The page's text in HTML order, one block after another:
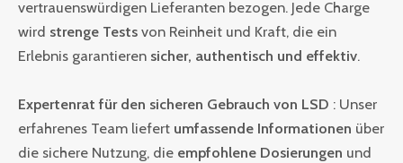
vertrauenswürdigen Lieferanten bezogen. Jede Charge
wird strenge Tests von Reinheit und Kraft, die ein
Erlebnis garantieren sicher, authentisch und effektiv.
Expertenrat für den sicheren Gebrauch von LSD : Unser
erfahrenes Team liefert umfassende Informationen über
die sichere Nutzung, die empfohlene Dosierungen und